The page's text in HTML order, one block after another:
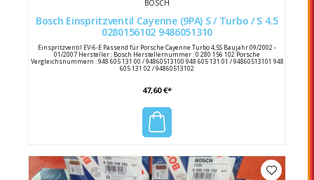
BOSCH
Bosch Einspritzventil Cayenne (9PA) S / Turbo / S 4.5
0280156102 9486051310
Einspritzventil EV-6-E Passend für Porsche Cayenne Turbo 4,5S Baujahr 09/2002 -
01/2007 Hersteller : Bosch Herstellernummer : 0 280 156 102 Porsche
Vergleichsnummern : 948 605 131 00 / 94860513100 948 605 131 01 / 94860513101 948
605 131 02 / 94860513102
47,60 €*